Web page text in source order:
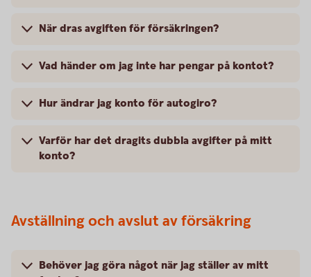
När dras avgiften för försäkringen?
Vad händer om jag inte har pengar på kontot?
Hur ändrar jag konto för autogiro?
Varför har det dragits dubbla avgifter på mitt
konto?
Avställning och avslut av försäkring
Behöver jag göra något när jag ställer av mitt